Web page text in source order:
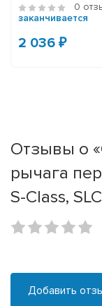
0
заканчивается
2 036 ₽
Отзывы о
рычага
S-Class,
Добавить